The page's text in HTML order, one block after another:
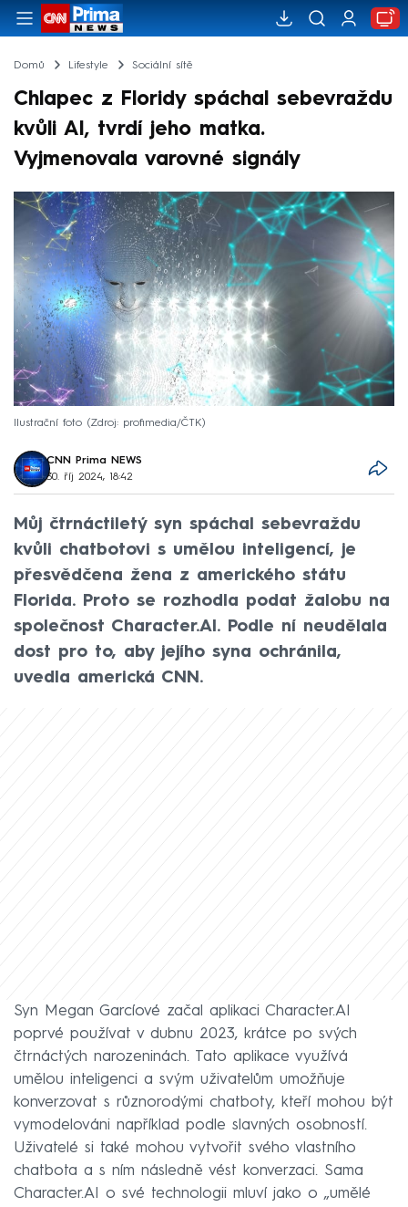
Domů Lifestyle Sociální sítě
Chlapec z Floridy spáchal sebevraždu
kvůli AI, tvrdí jeho matka.
Vyjmenovala varovné signály
Ilustrační foto Zdroj: profimedia/ČTK
CNN Prima NEWS
30. říj 2024, 18:42
Můj čtrnáctiletý syn spáchal sebevraždu
kvůli chatbotovi s umělou inteligencí, je
přesvědčena žena z amerického státu
Florida. Proto se rozhodla podat žalobu na
společnost Character.AI. Podle ní neudělala
dost pro to, aby jejího syna ochránila,
uvedla americká CNN.
Syn Megan Garcíové začal aplikaci Character.AI
poprvé používat v dubnu 2023, krátce po svých
čtrnáctých narozeninách. Tato aplikace využívá
umělou inteligenci a svým uživatelům umožňuje
konverzovat s různorodými chatboty, kteří mohou být
vymodelováni například podle slavných osobností.
Uživatelé si také mohou vytvořit svého vlastního
chatbota a s ním následně vést konverzaci. Sama
Character.AI o své technologii mluví jako o „umělé